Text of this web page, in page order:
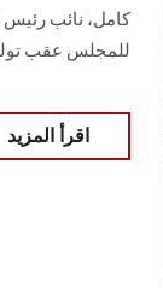
كامل، نائب رئيس
للمجلس عقب
اقرأ المزيد